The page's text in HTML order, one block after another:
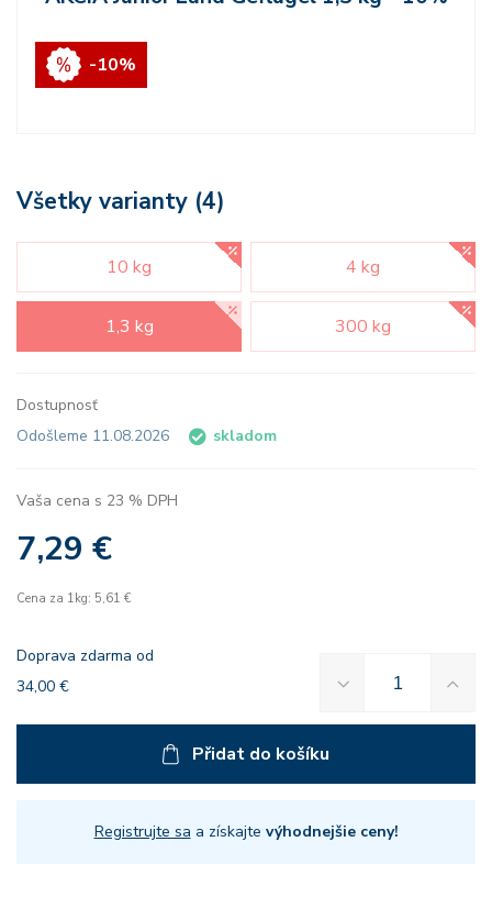
-10%
Všetky varianty (4)
10 kg 4 kg
1,3 kg 300 kg
Dostupnosť
Odošleme 11.08.2026
skladom
Vaša cena s 23 % DPH
7,29 €
Cena za 1kg: 5,61 €
Doprava zdarma od
34,00 €
Přidat do košíku
Registrujte sa a získajte výhodnejšie ceny!